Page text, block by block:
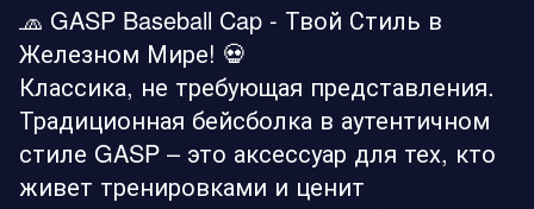
🧢 GASP Baseball Cap - Твой Стиль в
Железном Мире! 💀
Классика, не требующая представления.
Традиционная бейсболка в аутентичном
стиле GASP – это аксессуар для тех, кто
живет тренировками и ценит